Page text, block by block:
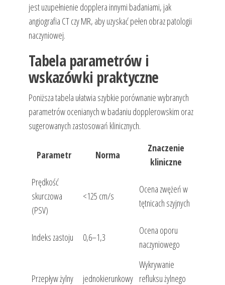
jest uzupełnienie dopplera innymi badaniami, jak
angiografia CT czy MR, aby uzyskać pełen obraz patologii
naczyniowej.
Tabela parametrów i
wskazówki praktyczne
Poniższa tabela ułatwia szybkie porównanie wybranych
parametrów ocenianych w badaniu dopplerowskim oraz
sugerowanych zastosowań klinicznych.
Parametr Norma
Znaczenie
kliniczne
Prędkość
skurczowa
(PSV)
<125 cm/s
Ocena zwężeń w
tętnicach szyjnych
Indeks zastoju 0,6–1,3
Ocena oporu
naczyniowego
Przepływ żylny jednokierunkowy
Wykrywanie
refluksu żylnego